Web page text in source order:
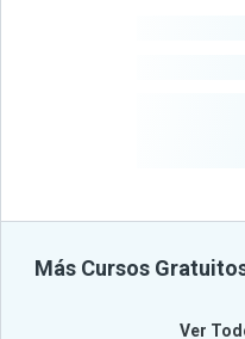
Más Cursos
Ver